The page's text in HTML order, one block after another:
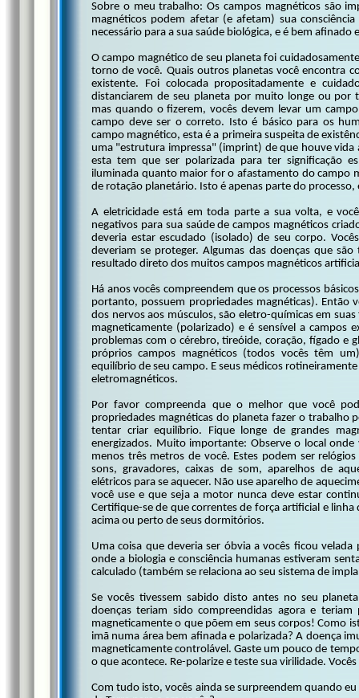
Sobre o meu trabalho: Os campos magnéticos são
magnéticos podem afetar (e afetam) sua
necessário para a sua saúde biológica, e é bem
O campo magnético de seu planeta foi
torno de você. Quais outros planetas você encontra
existente. Foi colocada propositadamente e
distanciarem de seu planeta por muito longe ou por
mas quando o fizerem, vocês devem levar um
campo deve ser o correto. Isto é básico para os
campo magnético, esta é a primeira suspeita de
uma "estrutura impressa" (imprint) de que houve
esta tem que ser polarizada para ter significação
iluminada quanto maior for o afastamento do campo
de rotação planetário. Isto é apenas parte do processo,
A eletricidade está em toda parte a sua volta, e
negativos para sua saúde de campos magnéticos
deveria estar escudado (isolado) de seu corpo.
deveriam se proteger. Algumas das doenças que
resultado direto dos muitos campos magnéticos
Há anos vocês compreendem que os processos
portanto, possuem propriedades magnéticas). Então
dos nervos aos músculos, são eletro-químicas em
magneticamente (polarizado) e é sensível a campos
problemas com o cérebro, tireóide, coração, fígado e
próprios campos magnéticos (todos vocês têm
equilíbrio de seu campo. E seus médicos
eletromagnéticos.
Por favor compreenda que o melhor que você
propriedades magnéticas do planeta fazer o trabalho
tentar criar equilíbrio. Fique longe de grandes
energizados. Muito importante: Observe o local
menos três metros de você. Estes podem ser
sons, gravadores, caixas de som, aparelhos de
elétricos para se aquecer. Não use aparelho de
você use e que seja a motor nunca deve estar
Certifique-se de que correntes de força artificial e
acima ou perto de seus dormitórios.
Uma coisa que deveria ser óbvia a vocês ficou
onde a biologia e consciência humanas estiveram
calculado (também se relaciona ao seu sistema de
Se vocês tivessem sabido disto antes no seu
doenças teriam sido compreendidas agora e teriam
magneticamente o que põem em seus corpos! Como
imã numa área bem afinada e polarizada? A doença
magneticamente controlável. Gaste um pouco de
o que acontece. Re-polarize e teste sua virilidade.
Com tudo isto, vocês ainda se surpreendem quando